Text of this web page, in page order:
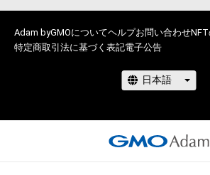
file of the full version of “Merry Christmas
2021”, which will be sent via email at a
The part “X-X” added to the beginning of
represents the bar number and the note
Ryuichi Sakamoto 坂本龍一”, it indicates
賠償金額の上限は、本ＮＦＴに関して株式
購入者から販売代金として受領した金額と
社の故意又は重過失に起因する場合はこれ
賠償をするものとします。
●Cautions Regarding Copyrights
Adam byGMOについてヘルプお問い合わせNFT
特定商取引法に基づく表記電子公告